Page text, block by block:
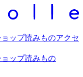
ョップ読みものアクセ
ョップ読みもの